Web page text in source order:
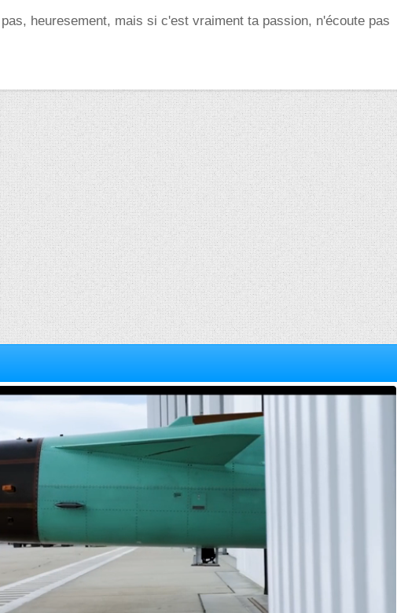
heuresement, mais si c'est vraiment ta passion, n'écoute pas